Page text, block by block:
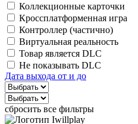
Коллекционные карточки
Кроссплатформенная игра
Контроллер (частично)
Виртуальная реальность
Товар является DLC
Не показывать DLC
Дата выхода от и до
сбросить все фильтры